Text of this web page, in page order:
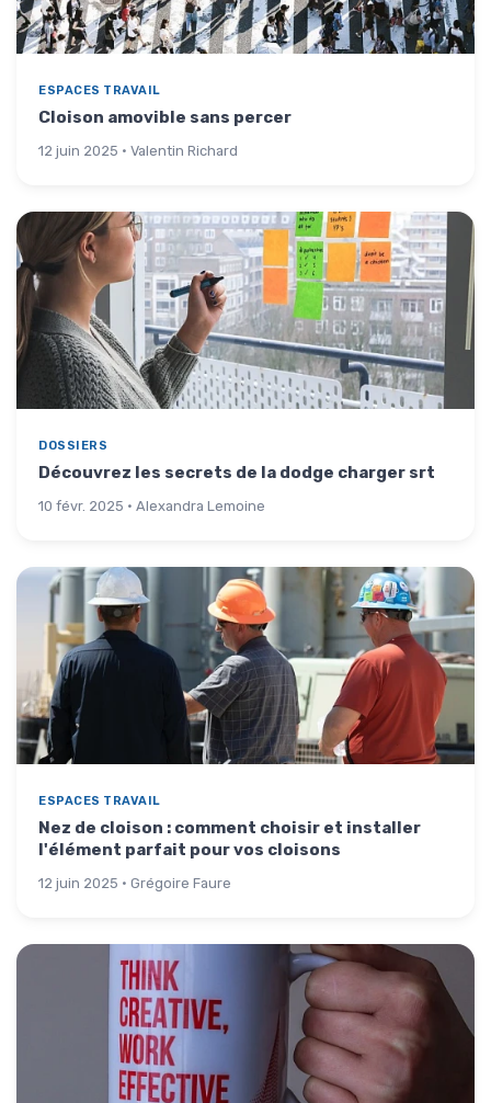
ESPACES TRAVAIL
Cloison amovible sans percer
12 juin 2025 · Valentin Richard
DOSSIERS
Découvrez les secrets de la dodge charger srt
10 févr. 2025 · Alexandra Lemoine
ESPACES TRAVAIL
Nez de cloison : comment choisir et installer
l'élément parfait pour vos cloisons
12 juin 2025 · Grégoire Faure